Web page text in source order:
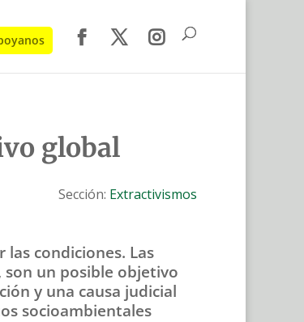
global
Sección: Extractivismos
condiciones. Las
son un posible objetivo
y una causa judicial
socioambientales